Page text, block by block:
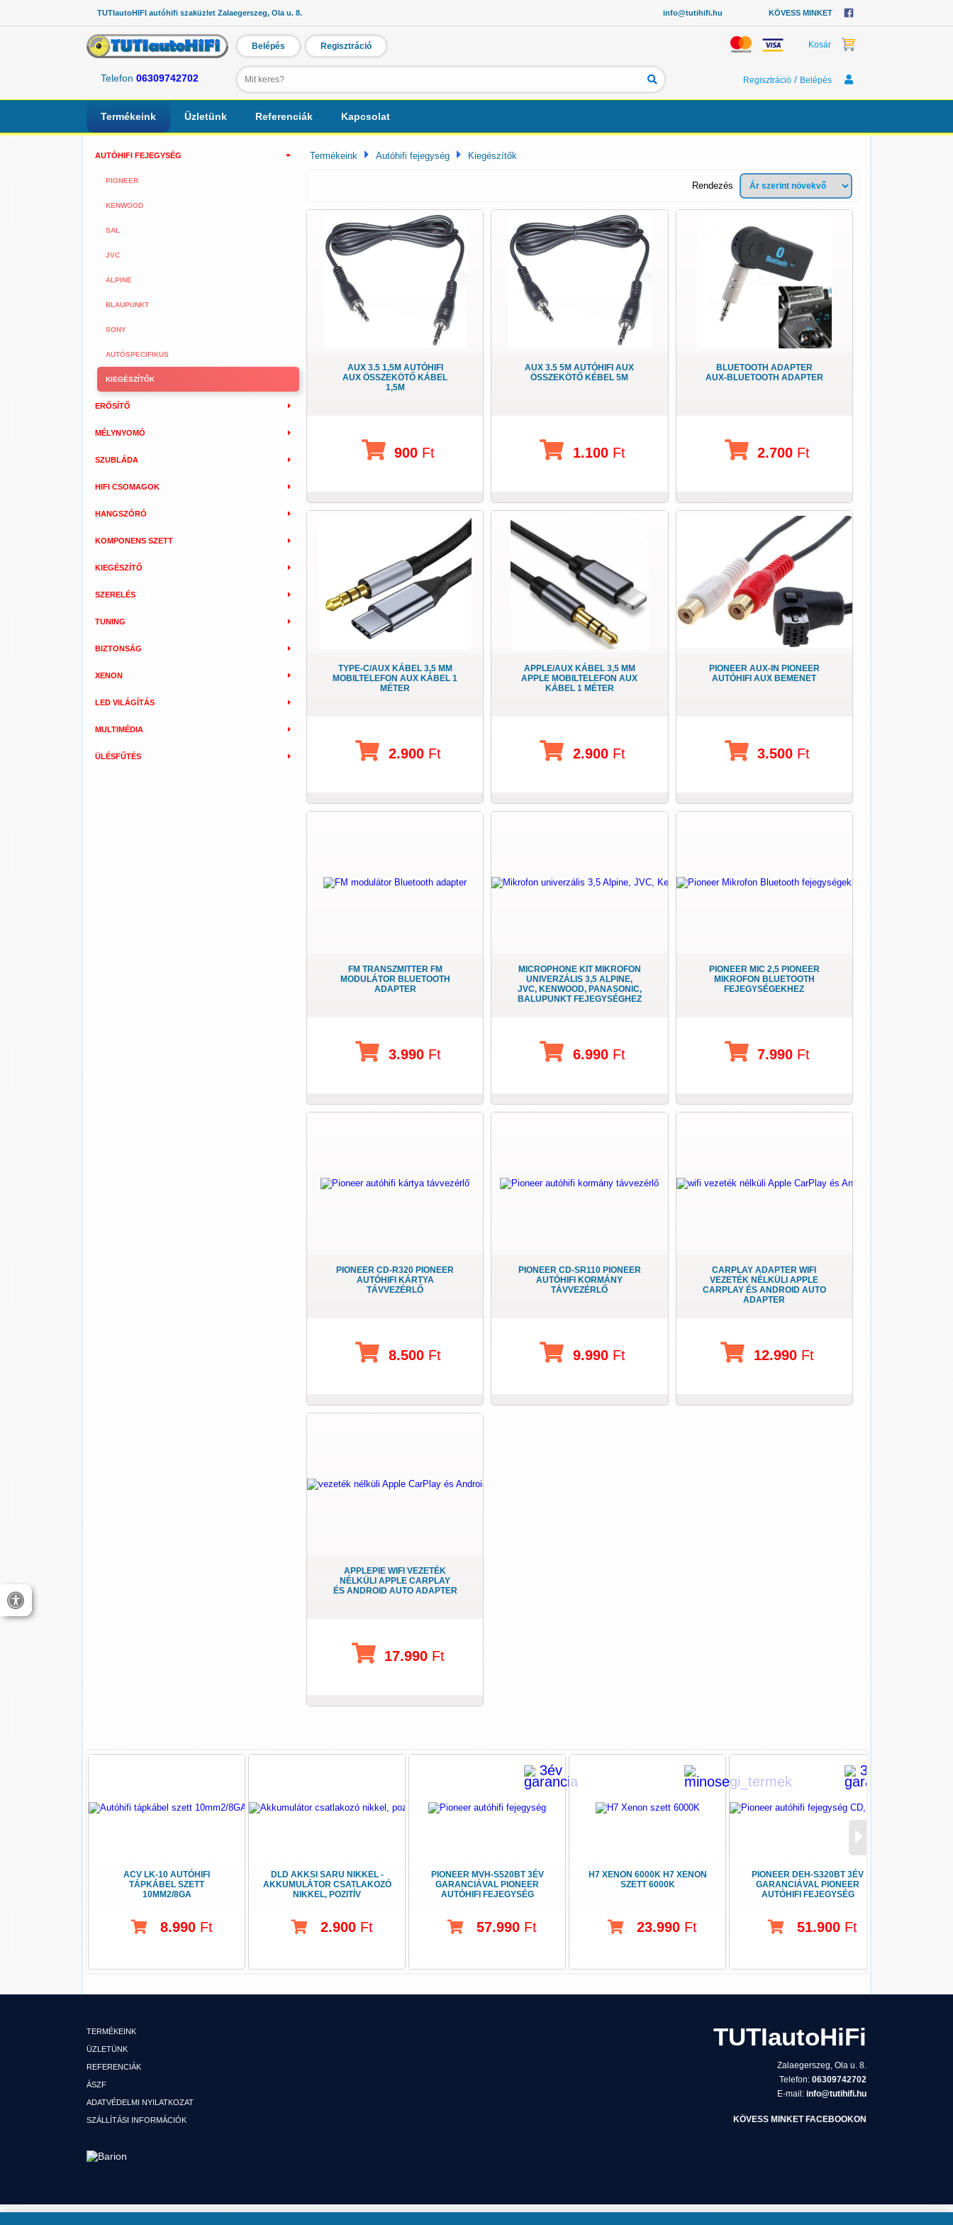
TUTIautoHIFI autóhifi szaküzlet Zalaegerszeg, Ola u. 8. info@tutihifi.hu KÖVESS MINKET
Telefon 06309742702
Belépés Regisztráció Kosár
Regisztráció / Belépés
Termékeink Üzletünk Referenciák Kapcsolat
AUTÓHIFI FEJEGYSÉG
PIONEER
KENWOOD
SAL
JVC
ALPINE
BLAUPUNKT
SONY
AUTÓSPECIFIKUS
KIEGÉSZÍTŐK
ERŐSÍTŐ
MÉLYNYOMÓ
SZUBLÁDA
HIFI CSOMAGOK
HANGSZÓRÓ
KOMPONENS SZETT
KIEGÉSZÍTŐ
SZERELÉS
TUNING
BIZTONSÁG
XENON
LED VILÁGÍTÁS
MULTIMÉDIA
ÜLÉSFŰTÉS
Termékeink Autóhifi fejegység Kiegészítők
Rendezés
AUX 3.5 1,5M AUTÓHIFI
AUX ÖSSZEKÖTŐ KÁBEL
1,5M
900 Ft
AUX 3.5 5M AUTÓHIFI AUX
ÖSSZEKÖTŐ KÉBEL 5M
1.100Ft
BLUETOOTH ADAPTER
AUX-BLUETOOTH ADAPTER
2.700 Ft
TYPE-C/AUX KÁBEL 3,5 MM
MOBILTELEFON AUX KÁBEL 1
MÉTER
2.900Ft
APPLE/AUX KÁBEL 3,5 MM
APPLE MOBILTELEFON AUX
KÁBEL 1 MÉTER
2.900Ft
PIONEER AUX-IN PIONEER
AUTÓHIFI AUX BEMENET
3.500 Ft
FM TRANSZMITTER FM
MODULÁTOR BLUETOOTH
ADAPTER
3.990Ft
MICROPHONE KIT MIKROFON
UNIVERZÁLIS 3,5 ALPINE,
JVC, KENWOOD, PANASONIC,
BALUPUNKT FEJEGYSÉGHEZ
6.990Ft
PIONEER MIC 2,5 PIONEER
MIKROFON BLUETOOTH
FEJEGYSÉGEKHEZ
7.990 Ft
PIONEER CD-R320 PIONEER
AUTÓHIFI KÁRTYA
TÁVVEZÉRLŐ
8.500Ft
PIONEER CD-SR110 PIONEER
AUTÓHIFI KORMÁNY
TÁVVEZÉRLŐ
9.990Ft
CARPLAY ADAPTER WIFI
VEZETÉK NÉLKÜLI APPLE
CARPLAY ÉS ANDROID AUTO
ADAPTER
12.990Ft
APPLEPIE WIFI VEZETÉK
NÉLKÜLI APPLE CARPLAY
ÉS ANDROID AUTO ADAPTER
17.990 Ft
ACV LK-10 AUTÓHIFI
TÁPKÁBEL SZETT
10MM2/8GA
8.990Ft
DLD AKKSI SARU NIKKEL -
AKKUMULÁTOR CSATLAKOZÓ
NIKKEL, POZITÍV
2.900Ft
PIONEER MVH-S520BT 3ÉV
GARANCIÁVAL PIONEER
AUTÓHIFI FEJEGYSÉG
57.990 Ft
H7 XENON 6000K H7 XENON
SZETT 6000K
23.990 Ft
PIONEER DEH-S320BT 3ÉV
GARANCIÁVAL PIONEER
AUTÓHIFI FEJEGYSÉG
51.900 Ft
TERMÉKEINK
ÜZLETÜNK
REFERENCIÁK
ÁSZF
ADATVÉDELMI NYILATKOZAT
SZÁLLÍTÁSI INFORMÁCIÓK
TUTIautoHiFi
Zalaegerszeg, Ola u. 8.
Telefon: 06309742702
E-mail: info@tutihifi.hu
KÖVESS MINKET FACEBOOKON